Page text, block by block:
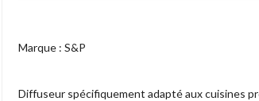
Marque : S&P
Diffuseur spécifiquement adapté aux cuisines